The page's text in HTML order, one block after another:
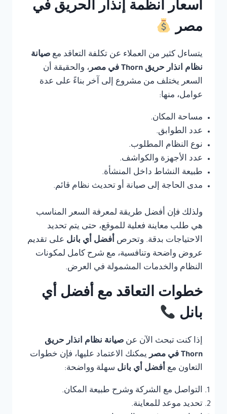
أسعار أنظمة إنذار الحريق في
مصر
يتساءل كثير من العملاء عن تكلفة التعاقد مع صيانة
نظام انذار حريق Thorn في مصر
، والحقيقة أن
السعر يختلف من مشروع إلى آخر بناءً على عدة
عوامل، منها:
مساحة المكان.
عدد الطوابق.
نوع النظام المطلوب.
عدد الأجهزة والكواشف.
طبيعة النشاط داخل المنشأة.
مدى الحاجة إلى صيانة أو تحديث نظام قائم.
ولذلك فإن أفضل طريقة لمعرفة السعر المناسب
هي طلب معاينة فعلية للموقع، حتى يتم تحديد
الاحتياجات بدقة. وتحرص أفضل أي بانل على تقديم
عروض واضحة وتنافسية، مع شرح كامل لمكونات
النظام والخدمات المشمولة في العرض.
خطوات التعاقد مع أفضل أي
بانل
إذا كنت تبحث الآن عن صيانة نظام انذار حريق
Thorn في مصر
يمكنك الاعتماد عليها، فإن خطوات
التعاون مع أفضل أي بانل سهلة وواضحة:
التواصل مع الشركة وشرح طبيعة المكان.
تحديد موعد للمعاينة.